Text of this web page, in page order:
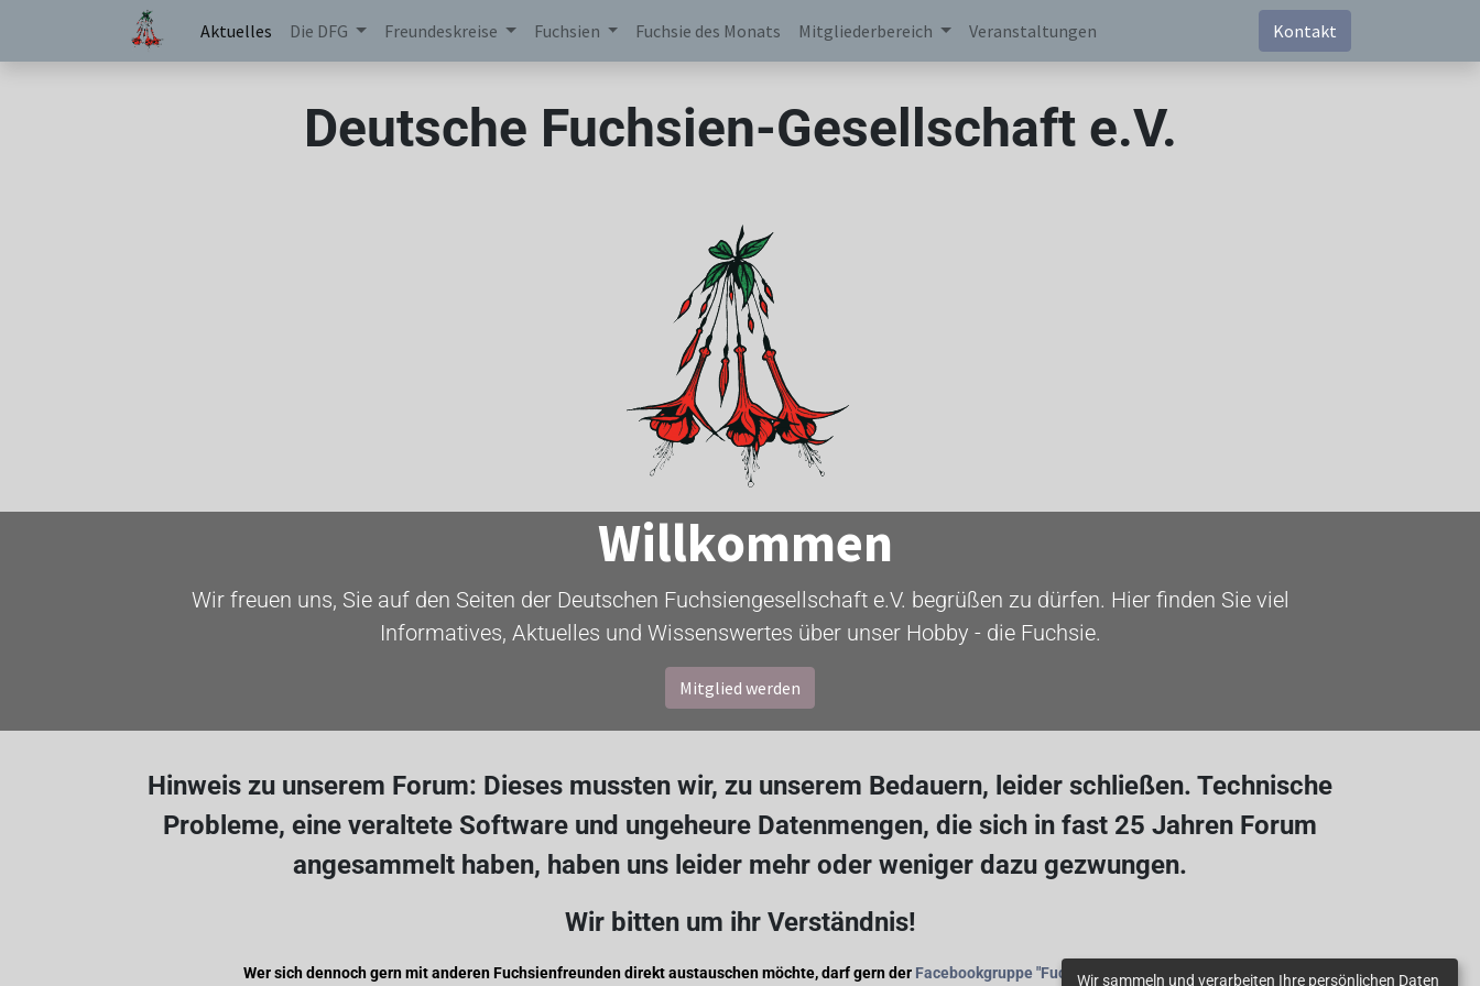
Aktuelles Die DFG Freundeskreise Fuchsien Fuchsie des Monats Mitgliederbereich Veranstaltungen Kontakt
Deutsche Fuchsien-Gesellschaft e.V.
Willkommen
Wir freuen uns, Sie auf den Seiten der Deutschen Fuchsiengesellschaft e.V. begrüßen zu dürfen. Hier finden Sie viel
Informatives, Aktuelles und Wissenswertes über unser Hobby - die Fuchsie.
Mitglied werden
Hinweis zu unserem Forum: Dieses mussten wir, zu unserem Bedauern, leider schließen. Technische
Probleme, eine veraltete Software und ungeheure Datenmengen, die sich in fast 25 Jahren Forum
angesammelt haben, haben uns leider mehr oder weniger dazu gezwungen.
Wir bitten um ihr Verständnis!
Wer sich dennoch gern mit anderen Fuchsienfreunden direkt austauschen möchte, darf gern der Facebookgruppe"Fuchsienfreunde" beitreten.
Wir sammeln und verarbeiten Ihre persönlichen Daten